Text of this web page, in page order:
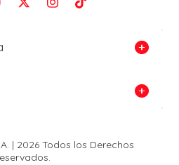
| 2026 Todos los Derechos